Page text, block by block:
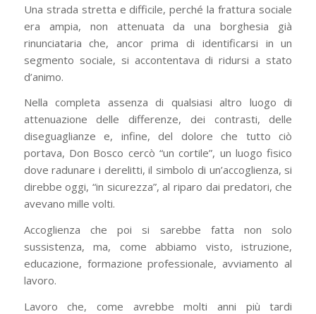
Una strada stretta e difficile, perché la frattura sociale
era ampia, non attenuata da una borghesia già
rinunciataria che, ancor prima di identificarsi in un
segmento sociale, si accontentava di ridursi a stato
d’animo.
Nella completa assenza di qualsiasi altro luogo di
attenuazione delle differenze, dei contrasti, delle
diseguaglianze e, infine, del dolore che tutto ciò
portava, Don Bosco cercò “un cortile”, un luogo fisico
dove radunare i derelitti, il simbolo di un’accoglienza, si
direbbe oggi, “in sicurezza”, al riparo dai predatori, che
avevano mille volti.
Accoglienza che poi si sarebbe fatta non solo
sussistenza, ma, come abbiamo visto, istruzione,
educazione, formazione professionale, avviamento al
lavoro.
Lavoro che, come avrebbe molti anni più tardi